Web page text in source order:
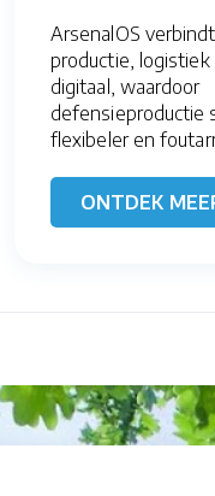
ArsenalOS
productie,
digitaal, waardoor
defensieproductie
flexibeler en
ONTDEK